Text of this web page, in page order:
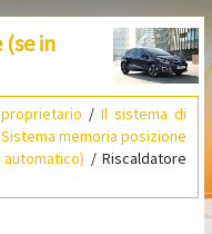
(se in
/Il sistema di
Sistema memoria posizione
/ Riscaldatore